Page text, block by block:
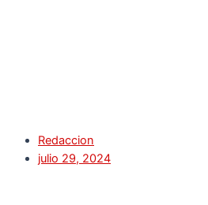
Redaccion
julio 29, 2024